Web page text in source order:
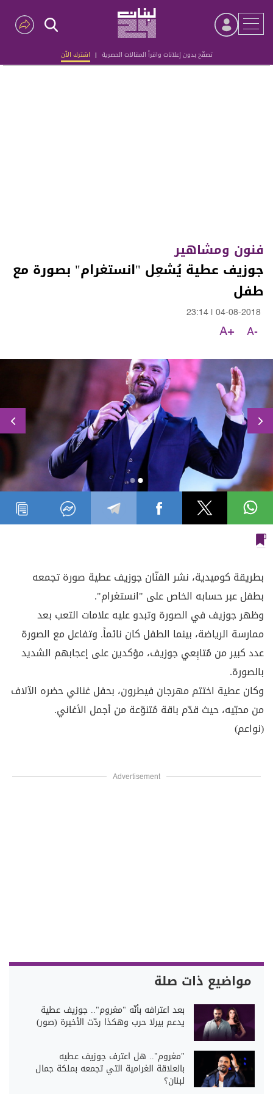
تصفّح بدون إعلانات واقرأ المقالات الحصرية | اشترك الآن
Advertisement
فنون ومشاهير
جوزيف عطية يُشعِل "انستغرام" بصورة مع
طفل
04-08-2018
23:14
A-
A+
بطريقة كوميدية، نشر الفنّان جوزيف عطية صورة تجمعه
بطفل عبر حسابه الخاص على "انستغرام".
وظهر جوزيف في الصورة وتبدو عليه علامات التعب بعد
ممارسة الرياضة، بينما الطفل كان نائماً. وتفاعل مع الصورة
عدد كبير من مُتابِعي جوزيف، مؤكدين على إعجابهم الشديد
بالصورة.
وكان عطية اختتم مهرجان فيطرون، بحفل غنائي حضره الآلاف
من محبّيه، حيث قدّم باقة مُتنوّعة من أجمل الأغاني.
(نواعم)
Advertisement
مواضيع ذات صلة
بعد اعترافه بأنّه "مغروم".. جوزيف عطية
يدعم بيرلا حرب وهكذا ردّت الأخيرة (صور)
"مغروم".. هل اعترف جوزيف عطيه
بالعلاقة الغرامية التي تجمعه بملكة جمال
لبنان؟